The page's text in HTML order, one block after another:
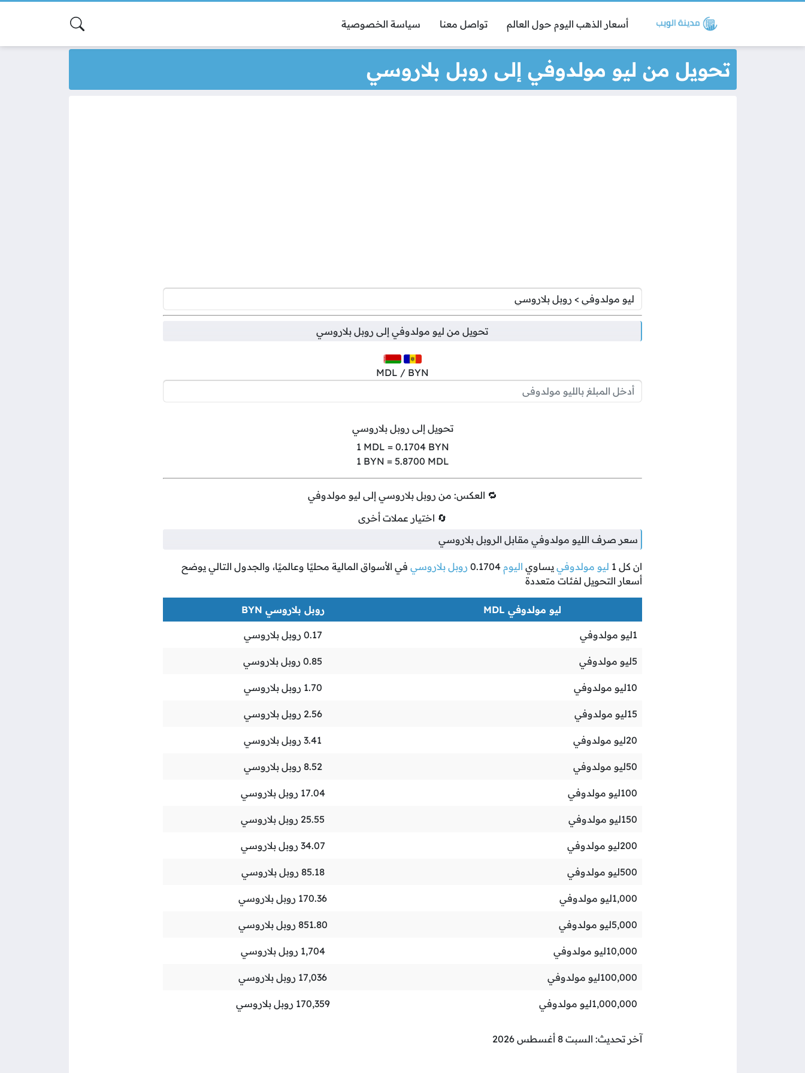
أسعار الذهب اليوم حول العالم تواصل معنا سياسة الخصوصية
تحويل من ليو مولدوفي إلى روبل بلاروسي
تحويل من ليو مولدوفي إلى روبل بلاروسي
MDL / BYN
تحويل إلى روبل بلاروسي
1 MDL = 0.1704BYN
1 BYN = 5.8700 MDL
🔁 العكس: من روبل بلاروسي إلى ليو مولدوفي
🔄 اختيار عملات أخرى
سعر صرف الليو مولدوفي مقابل الروبل بلاروسي
ان كل 1 ليو مولدوفي يساوي اليوم 0.1704 روبل بلاروسي في الأسواق المالية محليًا وعالميًا، والجدول التالي يوضح
أسعار التحويل لفئات متعددة
ليو مولدوفي MDL روبل بلاروسي BYN
1ليو مولدوفي 0.17 روبل بلاروسي
5ليو مولدوفي 0.85 روبل بلاروسي
10ليو مولدوفي 1.70 روبل بلاروسي
15ليو مولدوفي 2.56 روبل بلاروسي
20ليو مولدوفي 3.41 روبل بلاروسي
50ليو مولدوفي 8.52 روبل بلاروسي
100ليو مولدوفي 17.04 روبل بلاروسي
150ليو مولدوفي 25.55 روبل بلاروسي
200ليو مولدوفي 34.07 روبل بلاروسي
500ليو مولدوفي 85.18 روبل بلاروسي
1,000ليو مولدوفي 170.36 روبل بلاروسي
5,000ليو مولدوفي 851.80 روبل بلاروسي
10,000ليو مولدوفي 1,704 روبل بلاروسي
100,000ليو مولدوفي 17,036 روبل بلاروسي
1,000,000ليو مولدوفي 170,359 روبل بلاروسي
آخر تحديث: السبت 8 أغسطس 2026